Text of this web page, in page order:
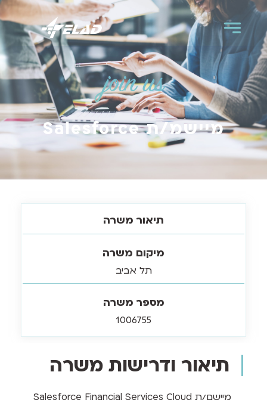
join us
מיישמ/ת Salesforce
תיאור משרה
מיקום משרה
תל אביב
מספר משרה
1006755
תיאור ודרישות משרה
מיישם/ת Salesforce Financial Services Cloud